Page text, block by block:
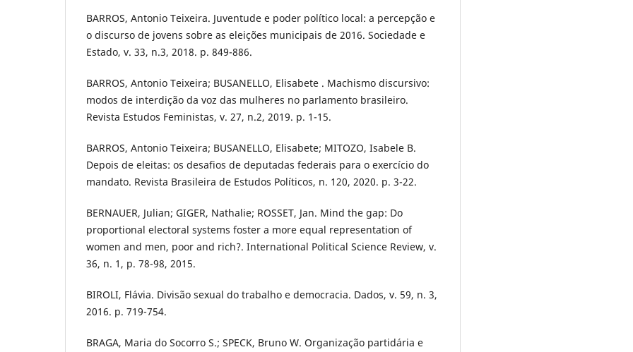
BARROS, Antonio Teixeira. Juventude e poder político local: a percepção e
o discurso de jovens sobre as eleições municipais de 2016. Sociedade e
Estado, v. 33, n.3, 2018. p. 849-886.
BARROS, Antonio Teixeira; BUSANELLO, Elisabete . Machismo discursivo:
modos de interdição da voz das mulheres no parlamento brasileiro.
Revista Estudos Feministas, v. 27, n.2, 2019. p. 1-15.
BARROS, Antonio Teixeira; BUSANELLO, Elisabete; MITOZO, Isabele B.
Depois de eleitas: os desafios de deputadas federais para o exercício do
mandato. Revista Brasileira de Estudos Políticos, n. 120, 2020. p. 3-22.
BERNAUER, Julian; GIGER, Nathalie; ROSSET, Jan. Mind the gap: Do
proportional electoral systems foster a more equal representation of
women and men, poor and rich?. International Political Science Review, v.
36, n. 1, p. 78-98, 2015.
BIROLI, Flávia. Divisão sexual do trabalho e democracia. Dados, v. 59, n. 3,
2016. p. 719-754.
BRAGA, Maria do Socorro S.; SPECK, Bruno W. Organização partidária e